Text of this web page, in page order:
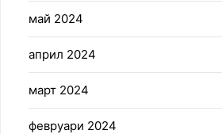
май 2024
април 2024
март 2024
февруари 2024